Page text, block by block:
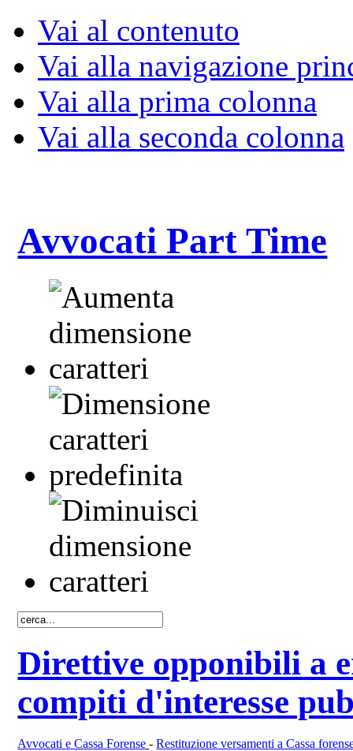
Vai al contenuto
Vai alla navigazione
Vai alla prima colonna
Vai alla seconda colonna
Avvocati Part Time
Direttive opponibili a
compiti d'interesse
Avvocati e Cassa Forense-Restituzione versamenti a Cassa